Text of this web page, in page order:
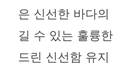
은 신선한 바다
길 수 있는 훌륭
드린 신선함 유